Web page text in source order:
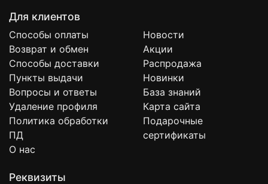
Для клиентов
Способы оплаты
Возврат и обмен
Способы доставки
Пункты выдачи
Вопросы и ответы
Удаление профиля
Политика обработки
ПД
О нас
Новости
Акции
Распродажа
Новинки
База знаний
Карта сайта
Подарочные
сертификаты
Реквизиты